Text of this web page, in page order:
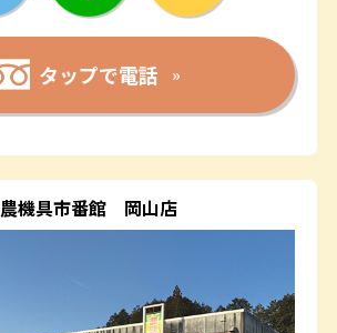
タップで電話
農機具市番館 岡山店